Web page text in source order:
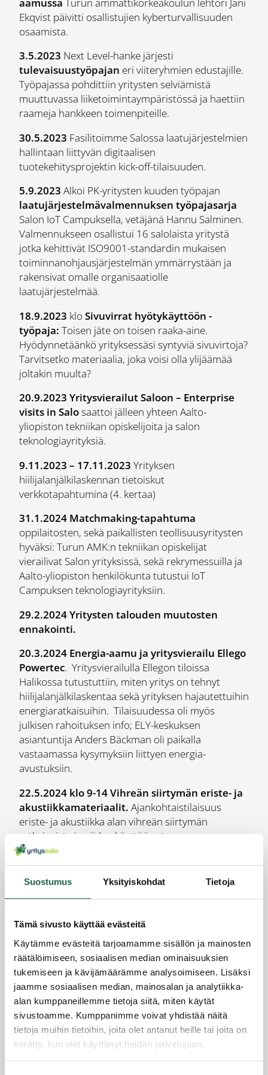
Suostumus Yksityiskohdat Tietoja
Tämä sivusto käyttää evästeitä
Käytämme evästeitä tarjoamamme sisällön ja mainosten
räätälöimiseen, sosiaalisen median ominaisuuksien
tukemiseen ja kävijämäärämme analysoimiseen. Lisäksi
jaamme sosiaalisen median, mainosalan ja analytiikka-
alan kumppaneillemme tietoja siitä, miten käytät
sivustoamme. Kumppanimme voivat yhdistää näitä
tietoja muihin tietoihin, joita olet antanut heille tai joita on
kerätty, kun olet käyttänyt heidän palvelujaan.
Ekqvist päivitti osallistujien kyberturvallisuuden
osaamista.
3.5.2023 Next Level-hanke järjesti
tulevaisuustyöpajan eri viiteryhmien edustajille.
Työpajassa pohdittiin yritysten selviämistä
muuttuvassa liiketoimintaympäristössä ja haettiin
raameja hankkeen toimenpiteille.
30.5.2023 Fasilitoimme Salossa laatujärjestelmien
hallintaan liittyvän digitaalisen
tuotekehitysprojektin kick-off-tilaisuuden.
5.9.2023 Alkoi PK-yritysten kuuden työpajan
laatujärjestelmävalmennuksen työpajasarja
Salon IoT Campuksella, vetäjänä Hannu Salminen.
Valmennukseen osallistui 16 salolaista yritystä
jotka kehittivät ISO9001-standardin mukaisen
toiminnanohjausjärjestelmän ymmärrystään ja
rakensivat omalle organisaatiolle
laatujärjestelmää.
18.9.2023 klo Sivuvirrat hyötykäyttöön -
työpaja: Toisen jäte on toisen raaka-aine.
Hyödynnetäänkö yrityksessäsi syntyviä sivuvirtoja?
Tarvitsetko materiaalia, joka voisi olla ylijäämää
joltakin muulta?
20.9.2023 Yritysvierailut Saloon – Enterprise
visits in Salosaattoi jälleen yhteen Aalto-
yliopiston tekniikan opiskelijoita ja salon
teknologiayrityksiä.
9.11.2023 – 17.11.2023 Yrityksen
hiilijalanjälkilaskennan tietoiskut
verkkotapahtumina (4. kertaa)
31.1.2024 Matchmaking-tapahtuma
oppilaitosten, sekä paikallisten teollisuusyritysten
hyväksi: Turun AMK:n tekniikan opiskelijat
vierailivat Salon yrityksissä, sekä rekrymessuilla ja
Aalto-yliopiston henkilökunta tutustui IoT
Campuksen teknologiayrityksiin.
29.2.2024Yritysten talouden muutosten
ennakointi.
20.3.2024 Energia-aamu ja yritysvierailu Ellego
Powertec. Yritysvierailulla Ellegon tiloissa
Halikossa tutustuttiin, miten yritys on tehnyt
hiilijalanjälkilaskentaa sekä yrityksen hajautettuihin
energiaratkaisuihin. Tilaisuudessa oli myös
julkisen rahoituksen info; ELY-keskuksen
asiantuntija Anders Bäckman oli paikalla
vastaamassa kysymyksiin liittyen energia-
avustuksiin.
22.5.2024 klo 9-14 Vihreän siirtymän eriste- ja
akustiikkamateriaalit. Ajankohtaistilaisuus
eriste- ja akustiikka alan vihreän siirtymän
ratkaisuista ja niiden käyttöönoton
mahdollisuuksista ja haasteista rakennusalalla.
Tilaisuus oli suunnattu rakennus- ja
rakennustuotealan sekä kiertotalouden
25.4-12.6.2024 klo 8.30-11 Teollisuuden
hiilijalanjäljen laskennan työpajasarja.Neljän
työpajan sarja, jossa osallistujia opastettiin
laskemaan oman yrityksen hiilijalanjälki Y-Hiilari -
ohjelman avulla. Työpajojen vetäjänä toimi Hannu
Salminen, AO-projektit Oy.
26.9.2024 EU:n rajahiilimenettely CBAM -
webinaarissa käytiin läpi yritysten velvollisuuksia